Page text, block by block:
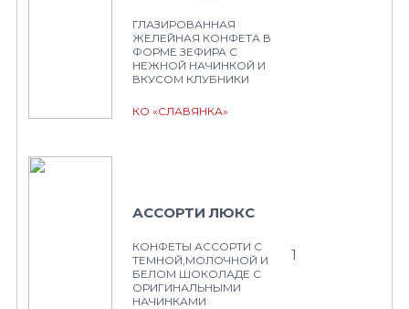
ГЛАЗИРОВАННАЯ
ЖЕЛЕЙНАЯ КОНФЕТА В
ФОРМЕ ЗЕФИРА С
НЕЖНОЙ НАЧИНКОЙ И
ВКУСОМ КЛУБНИКИ
КО «СЛАВЯНКА»
АССОРТИ ЛЮКС
КОНФЕТЫ АССОРТИ С
ТЕМНОЙ,МОЛОЧНОЙ И
БЕЛОМ ШОКОЛАДЕ С
ОРИГИНАЛЬНЫМИ
НАЧИНКАМИ
1